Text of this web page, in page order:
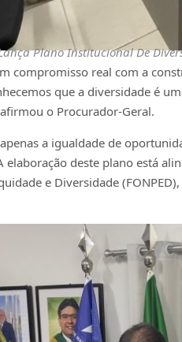
Plano Institucional De
compromisso real com a
que a diversidade é
o Procurador-Geral.
a igualdade de
deste plano está
e Diversidade